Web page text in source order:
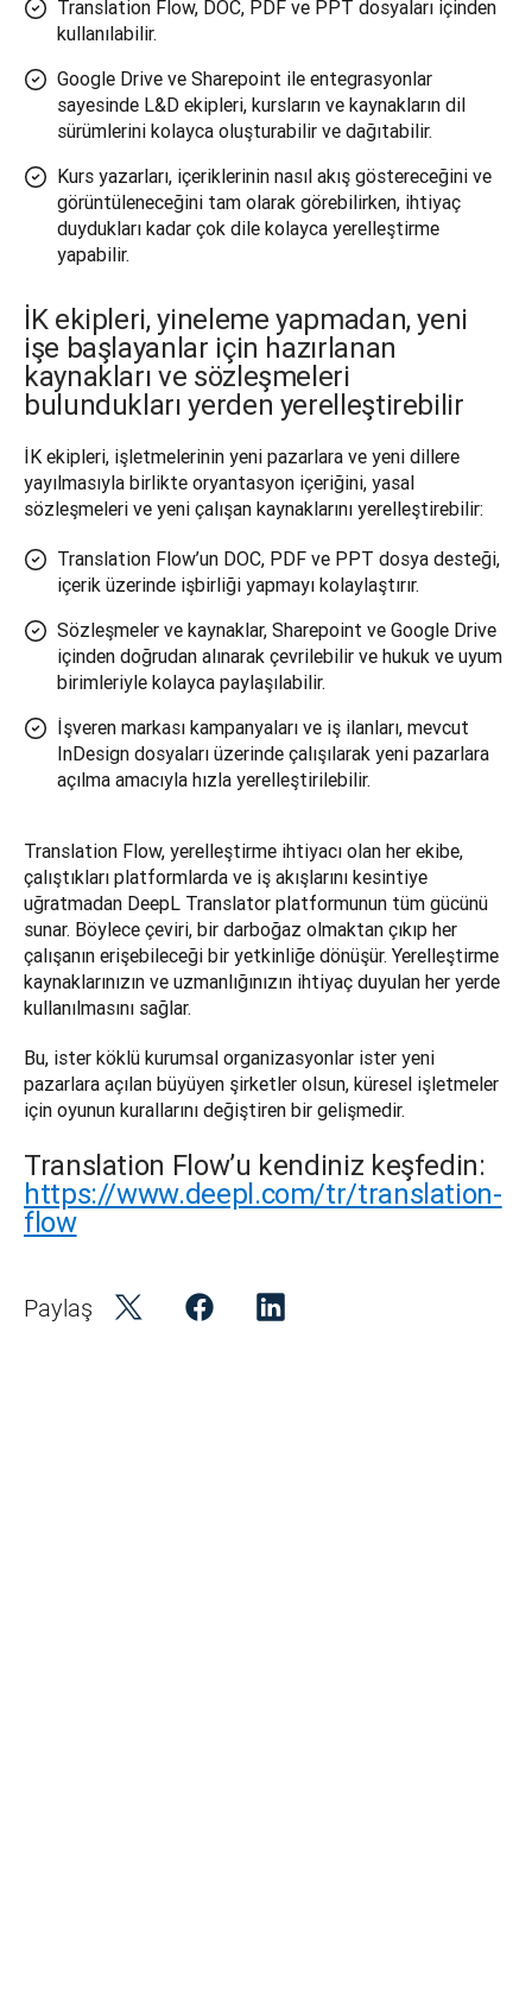
Translation Flow, DOC, PDF ve PPT dosyaları içinden
kullanılabilir.
Google Drive ve Sharepoint ile entegrasyonlar
sayesinde L&D ekipleri, kursların ve kaynakların dil
sürümlerini kolayca oluşturabilir ve dağıtabilir.
Kurs yazarları, içeriklerinin nasıl akış göstereceğini ve
görüntüleneceğini tam olarak görebilirken, ihtiyaç
duydukları kadar çok dile kolayca yerelleştirme
yapabilir.
İK ekipleri, yineleme yapmadan, yeni
işe başlayanlar için hazırlanan
kaynakları ve sözleşmeleri
bulundukları yerden yerelleştirebilir
İK ekipleri, işletmelerinin yeni pazarlara ve yeni dillere
yayılmasıyla birlikte oryantasyon içeriğini, yasal
sözleşmeleri ve yeni çalışan kaynaklarını yerelleştirebilir:
Translation Flow’un DOC, PDF ve PPT dosya desteği,
içerik üzerinde işbirliği yapmayı kolaylaştırır.
Sözleşmeler ve kaynaklar, Sharepoint ve Google Drive
içinden doğrudan alınarak çevrilebilir ve hukuk ve uyum
birimleriyle kolayca paylaşılabilir.
İşveren markası kampanyaları ve iş ilanları, mevcut
InDesign dosyaları üzerinde çalışılarak yeni pazarlara
açılma amacıyla hızla yerelleştirilebilir.
Translation Flow, yerelleştirme ihtiyacı olan her ekibe,
çalıştıkları platformlarda ve iş akışlarını kesintiye
uğratmadan DeepL Translator platformunun tüm gücünü
sunar. Böylece çeviri, bir darboğaz olmaktan çıkıp her
çalışanın erişebileceği bir yetkinliğe dönüşür. Yerelleştirme
kaynaklarınızın ve uzmanlığınızın ihtiyaç duyulan her yerde
kullanılmasını sağlar.
Bu, ister köklü kurumsal organizasyonlar ister yeni
pazarlara açılan büyüyen şirketler olsun, küresel işletmeler
için oyunun kurallarını değiştiren bir gelişmedir.
Translation Flow’u kendiniz keşfedin:
https://www.deepl.com/tr/translation-
flow
Paylaş